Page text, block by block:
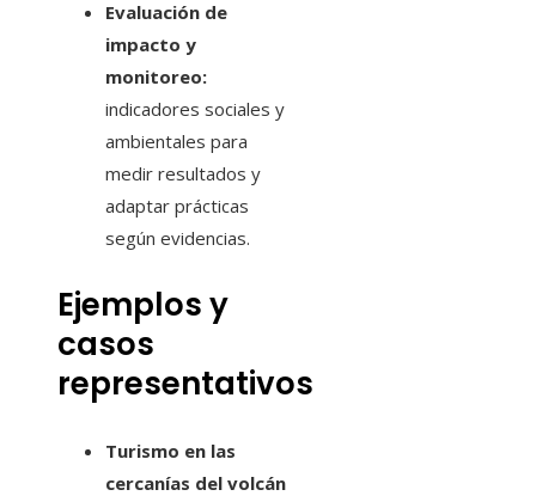
Evaluación de
impacto y
monitoreo:
indicadores sociales y
ambientales para
medir resultados y
adaptar prácticas
según evidencias.
Ejemplos y
casos
representativos
Turismo en las
cercanías del volcán